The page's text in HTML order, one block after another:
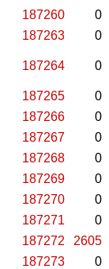
187260
0
187263
0
187264 0
187265
0
187266
0
187267
0
187268
0
187269
0
187270
0
187271
0
187272
2605
187273
0